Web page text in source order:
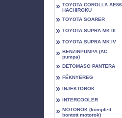
» TOYOTA COROLLA AE86
HACHIROKU
» TOYOTA SOARER
» TOYOTA SUPRA MK III
» TOYOTA SUPRA MK IV
» BENZINPUMPA (AC
pumpa)
» DETOMASO PANTERA
» FÉKNYEREG
» INJEKTOROK
» INTERCOOLER
» MOTOROK (komplett
bontott motorok)